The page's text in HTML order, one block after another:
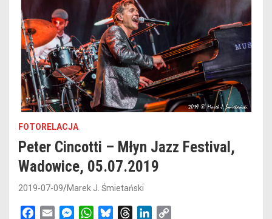
FOTORELACJA
Peter Cincotti – Młyn Jazz Festival,
Wadowice, 05.07.2019
2019-07-09 Marek J. Śmietański
M
W